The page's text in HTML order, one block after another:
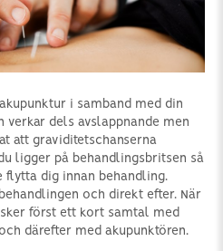
i samband med din
verkar dels avslappnande men
att graviditetschanserna
ligger på behandlingsbritsen så
flytta dig innan behandling.
och direkt efter. När
först ett kort samtal med
därefter med akupunktören.